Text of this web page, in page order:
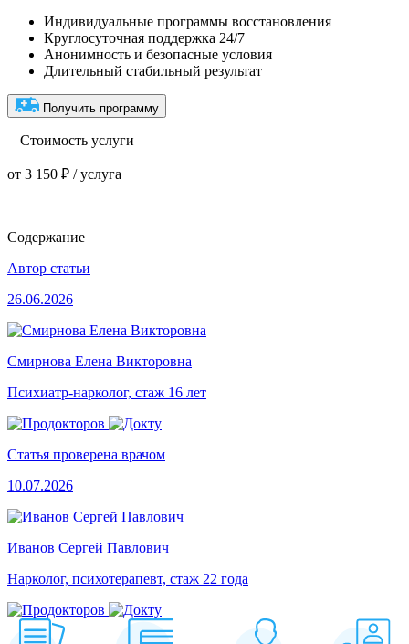
Индивидуальные программы восстановления
Круглосуточная поддержка 24/7
Анонимность и безопасные условия
Длительный стабильный результат
Получить программу
Стоимость услуги
от 3 150 ₽ / услуга
Содержание
Автор статьи
26.06.2026
Смирнова Елена Викторовна
Психиатр-нарколог, стаж 16 лет
Статья проверена врачом
10.07.2026
Иванов Сергей Павлович
Нарколог, психотерапевт, стаж 22 года